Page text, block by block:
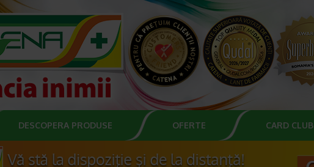
DESCOPERA PRODUSE OFERTE CARD CLUB